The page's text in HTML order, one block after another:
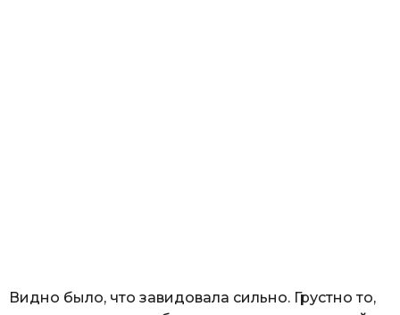
Видно было, что завидовала сильно. Грустно то,